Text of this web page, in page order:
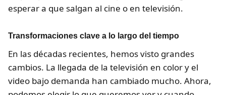
esperar a que salgan al cine o en televisión.
Transformaciones clave a lo largo del tiempo
En las décadas recientes, hemos visto grandes
cambios. La llegada de la televisión en color y el
video bajo demanda han cambiado mucho. Ahora,